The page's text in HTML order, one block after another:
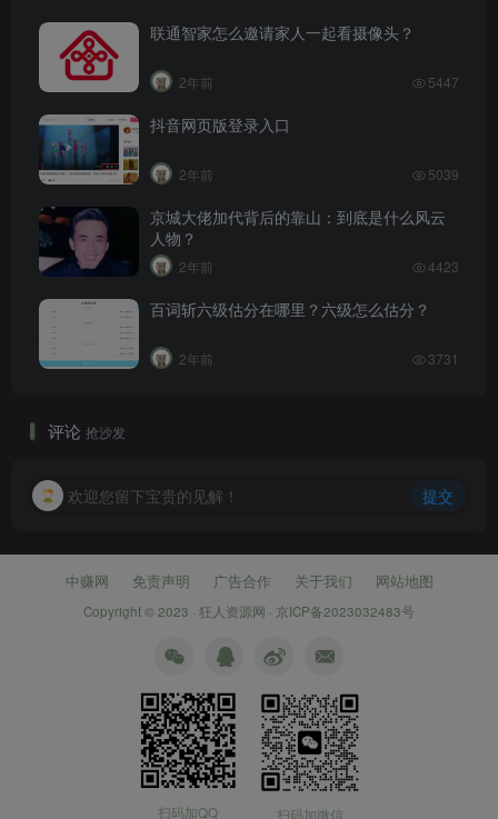
联通智家怎么邀请家人一起看摄像头？
2年前 5447
抖音网页版登录入口
2年前 5039
京城大佬加代背后的靠山：到底是什么风云
人物？
2年前 4423
百词斩六级估分在哪里？六级怎么估分？
2年前 3731
评论 抢沙发
欢迎您留下宝贵的见解！ 提交
中赚网 免责声明 广告合作 关于我们 网站地图
Copyright © 2023 · 狂人资源网 · 京ICP备2023032483号
扫码加QQ 扫码加微信